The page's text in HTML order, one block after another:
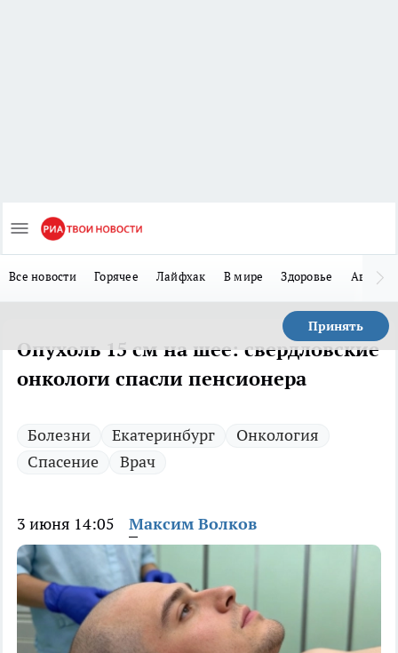
Все новости Горячее Лайфхак В мире Здоровье Авто
Принять
Опухоль 15 см на шее: свердловские
онкологи спасли пенсионера
Болезни Екатеринбург
Онкология
Спасение
Врач
3 июня 14:05 Максим Волков